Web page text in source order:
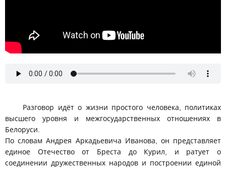
Разговор идёт о жизни простого человека, политиках
высшего уровня и межгосударственных отношениях в
Белоруси.
По словам Андрея Аркадьевича Иванова, он представляет
единое Отечество от Бреста до Курил, и ратует о
соединении дружественных народов и построении единой